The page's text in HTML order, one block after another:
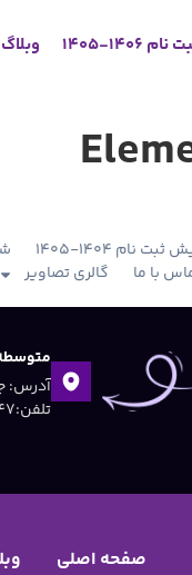
1405 وبلاگ
ثبت نام 1404-1405
با ما
گالری تصاویر
تلفن:۲۲۰۵۵۳۴۷
صفحه اصلی